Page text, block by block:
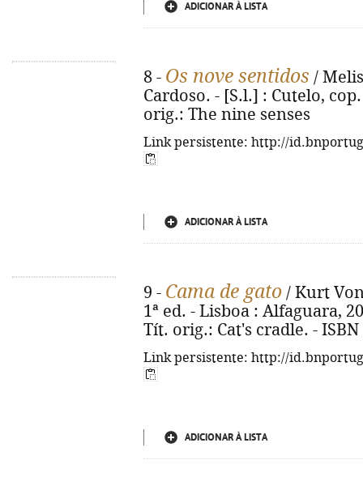
ADICIONAR À LISTA
8 - Os nove sentidos /
Cardoso. - [S.l.] : Cutelo,
orig.: The nine senses
Link persistente: http://
ADICIONAR À LISTA
9 - Cama de gato / Kurt
1ª ed. - Lisboa : Alfaguara,
Tít. orig.: Cat's cradle. - ISBN
Link persistente: http://
ADICIONAR À LISTA